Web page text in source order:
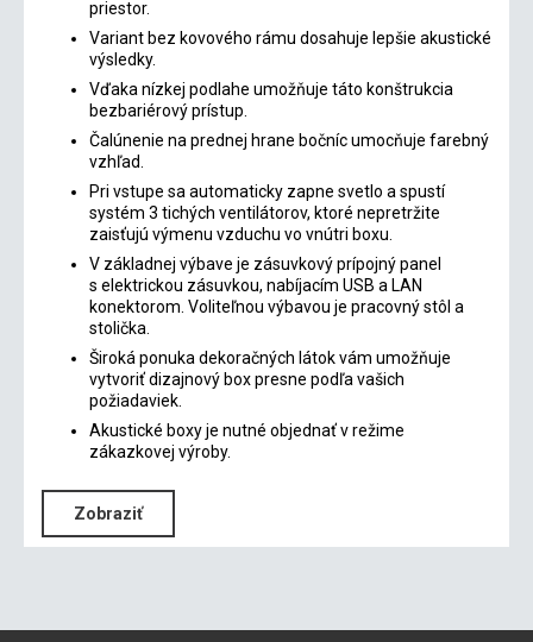
priestor.
Variant bez kovového rámu dosahuje lepšie akustické
výsledky.
Vďaka nízkej podlahe umožňuje táto konštrukcia
bezbariérový prístup.
Čalúnenie na prednej hrane bočníc umocňuje farebný
vzhľad.
Pri vstupe sa automaticky zapne svetlo a spustí
systém 3 tichých ventilátorov, ktoré nepretržite
zaisťujú výmenu vzduchu vo vnútri boxu.
V základnej výbave je zásuvkový prípojný panel
s elektrickou zásuvkou, nabíjacím USB a LAN
konektorom. Voliteľnou výbavou je pracovný stôl a
stolička.
Široká ponuka dekoračných látok vám umožňuje
vytvoriť dizajnový box presne podľa vašich
požiadaviek.
Akustické boxy je nutné objednať v režime
zákazkovej výroby.
Zobraziť